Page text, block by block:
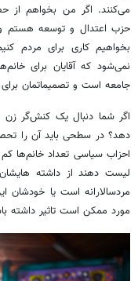
می‌کنند. اگر من بخواهم
حزب اعتدال و توسعه هستم
بخواهیم کاری برای مردم
نمی‌شود که آقایان برای
جامعه است و تصمیماتمان
اگر شما دنبال یک کنش‌گر زن
دهد؟ در سطحی باید آن‌ را
احزاب سیاسی تعداد خانم‌ها
لیست دهند از داشته
مردسالارانه است یا خودشان
مورد ممکن است تاثیر داشته